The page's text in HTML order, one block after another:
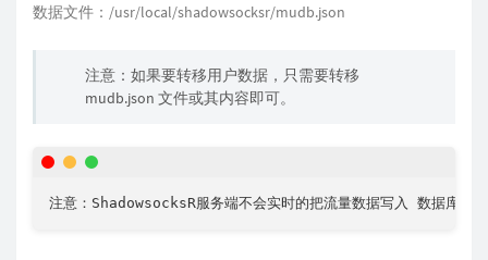
数据文件：/usr/local/shadowsocksr/mudb.json
注意：如果要转移用户数据，只需要转移
mudb.json 文件或其内容即可。